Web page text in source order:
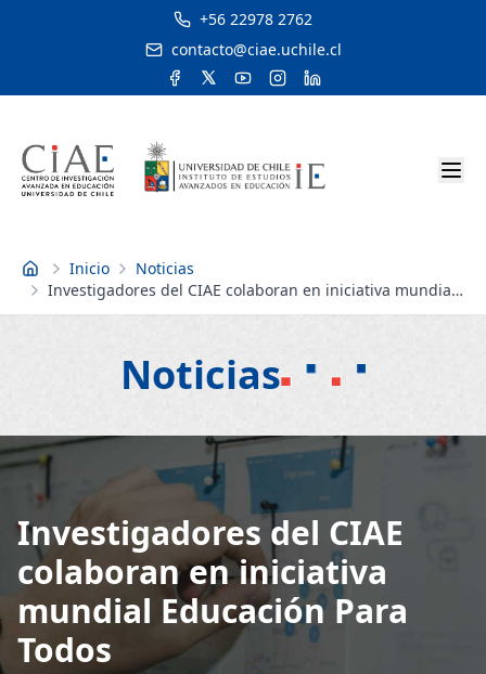
+56 22978 2762
contacto@ciae.uchile.cl
Inicio Inicio
Noticias
Investigadores del CIAE colaboran en iniciativa mundial
Educación Para Todos
Noticias
Investigadores del CIAE
colaboran en iniciativa
mundial Educación Para
Todos